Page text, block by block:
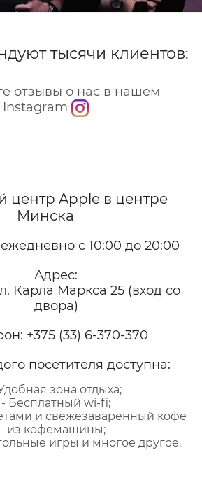
тысячи клиентов:
отзывы о нас в нашем
Instagram
центр Apple в центре
Минска
с 10:00 до 20:00
Адрес:
Карла Маркса 25 (вход со
двора)
+375 (33) 6-370-370
посетителя доступна:
зона отдыха;
- Бесплатный wi-fi;
и свежезаваренный кофе
из кофемашины;
игры и многое другое.